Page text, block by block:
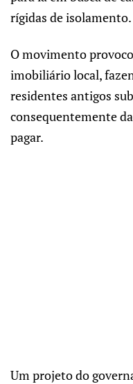
rígidas de isolamento.
O movimento
imobiliário local,
residentes antigos
consequentemente
pagar.
Um projeto do